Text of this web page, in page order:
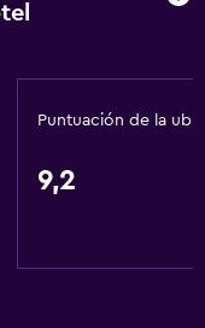
Puntuación de la
9,2